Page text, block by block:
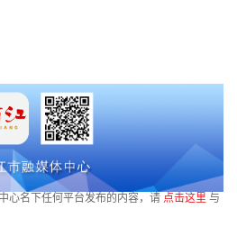
心名下任何平台发布的内容，请 点击这里 与